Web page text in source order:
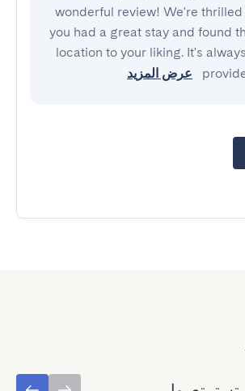
wonderful review! We're
you had a great stay and found
location to your liking. It's
عرض المزيد